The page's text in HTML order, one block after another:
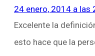
24 enero, 2014 a las
Excelente la
esto hace que la